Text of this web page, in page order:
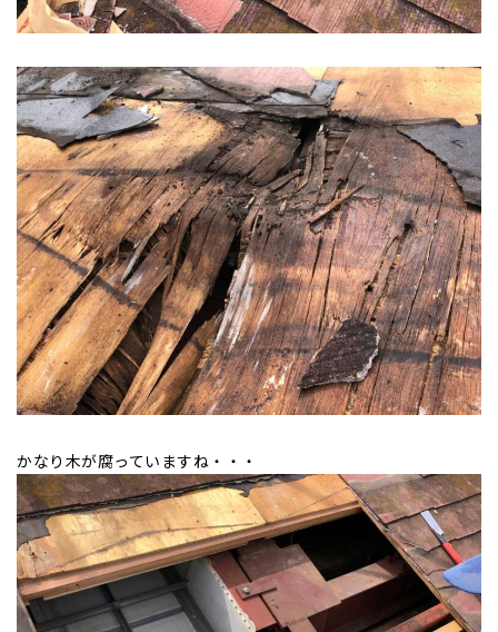
かなり木が腐っていますね・・・